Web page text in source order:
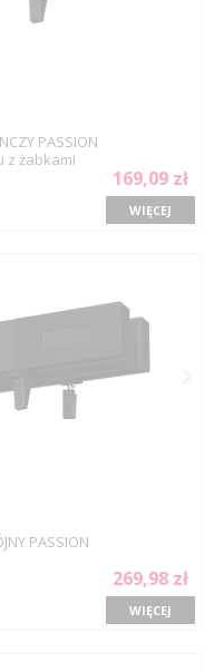
PASSION
z żabkami
169,09 zł
WIĘCEJ
PASSION
269,98 zł
WIĘCEJ